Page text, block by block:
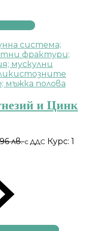
и Цинк
лв.с ДДС Курс: 1